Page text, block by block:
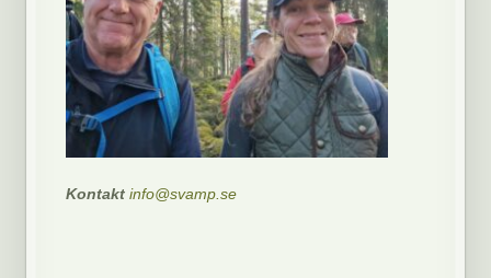
Kontaktinfo@svamp.se